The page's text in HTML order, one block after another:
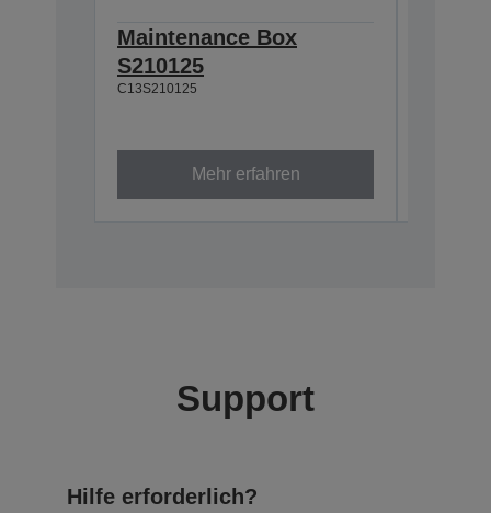
Maintenance Box
S210125
C13S210125
Mehr erfahren
Support
Hilfe erforderlich?